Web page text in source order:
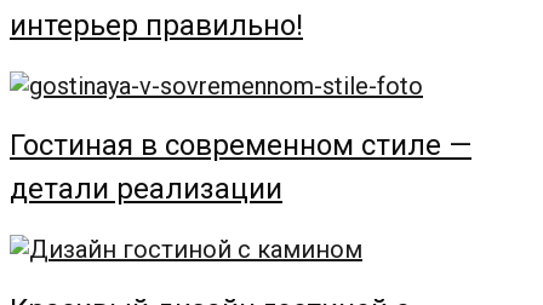
интерьер правильно!
Гостиная в современном стиле —
детали реализации